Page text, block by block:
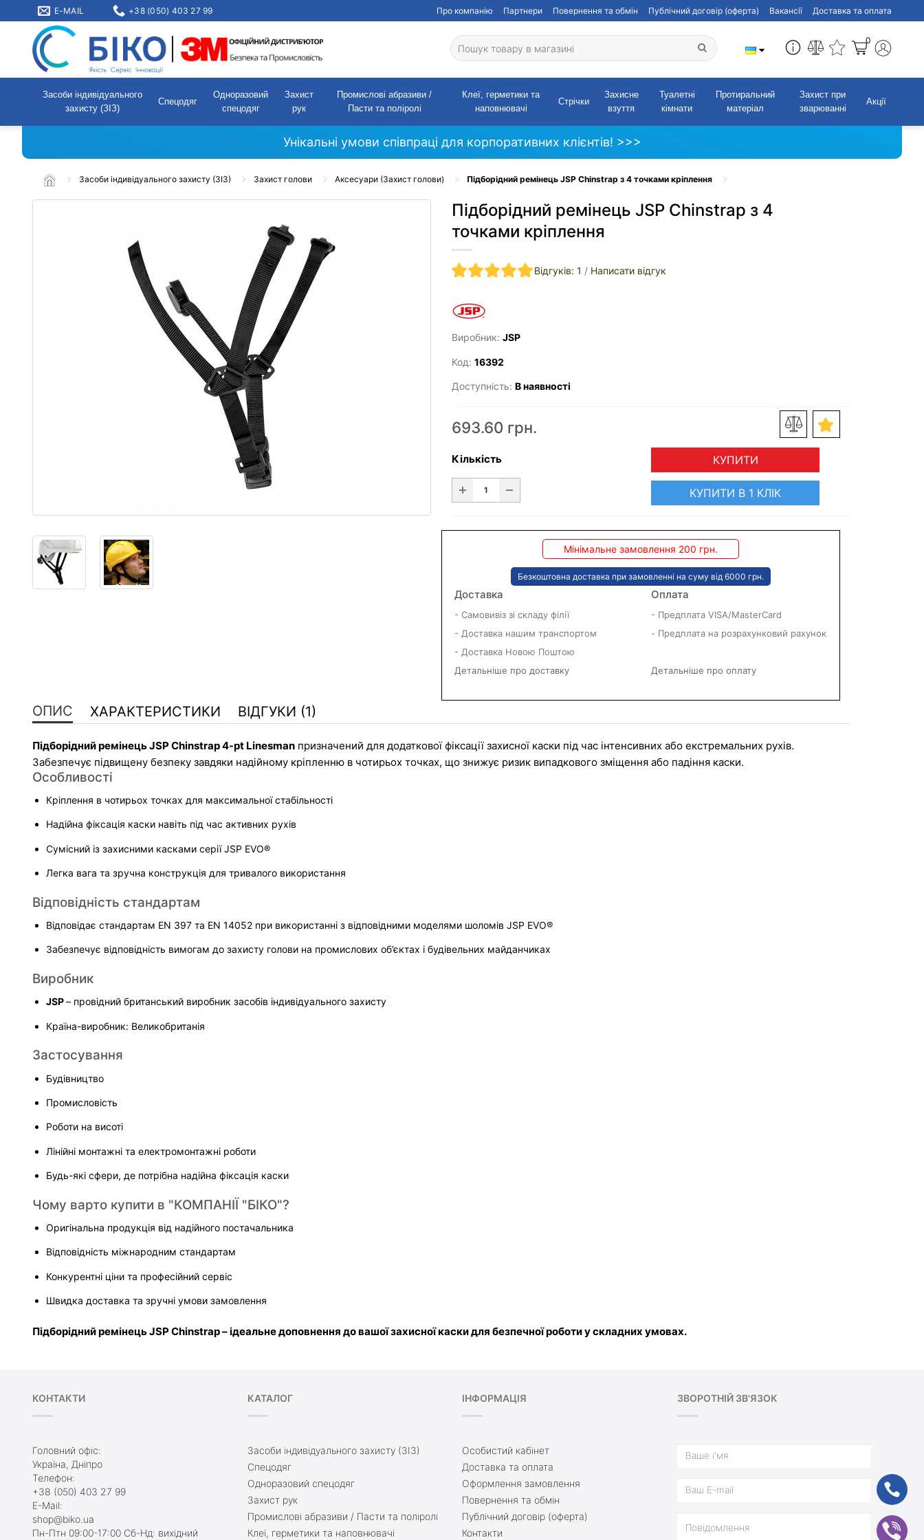
E-MAIL +38 (050) 403 27 99 Про компанію Партнери Повернення та обмін Публічний договір (оферта) Вакансії Доставка та оплата
0
Засоби індивідуального
захисту (ЗІЗ)
Спецодяг
Одноразовий
спецодяг
Захист
рук
Промислові абразиви /
Пасти та поліролі
Клеї, герметики та
наповнювачі
Стрічки
Захисне
взуття
Туалетні
кімнати
Протиральний
матеріал
Захист при
зварюванні
Акції
Унікальні умови співпраці для корпоративних клієнтів! >>>
Засоби індивідуального захисту (ЗІЗ) Захист голови Аксесуари (Захист голови) Підборідний ремінець JSP Chinstrap з 4 точками кріплення
Підборідний ремінець JSP Chinstrap з 4
точками кріплення
Відгуків: 1 / Написати відгук
Виробник: JSP
Код: 16392
Доступність: В наявності
693.60 грн.
Кількість КУПИТИ
КУПИТИ В 1 КЛІК
Мінімальне замовлення 200 грн.
Безкоштовна доставка при замовленні на суму від 6000 грн.
Доставка
- Самовивіз зі складу філії
- Доставка нашим транспортом
- Доставка Новою Поштою
Детальніше про доставку
Оплата
- Предплата VISA/MasterCard
- Предплата на розрахунковий рахунок
Детальніше про оплату
ОПИС ХАРАКТЕРИСТИКИ ВІДГУКИ (1)
Підборідний ремінець JSP Chinstrap 4-pt Linesman призначений для додаткової фіксації захисної каски під час інтенсивних або екстремальних рухів.
Забезпечує підвищену безпеку завдяки надійному кріпленню в чотирьох точках, що знижує ризик випадкового зміщення або падіння каски.
Особливості
Кріплення в чотирьох точках для максимальної стабільності
Надійна фіксація каски навіть під час активних рухів
Сумісний із захисними касками серії JSP EVO®
Легка вага та зручна конструкція для тривалого використання
Відповідність стандартам
Відповідає стандартам EN 397 та EN 14052 при використанні з відповідними моделями шоломів JSP EVO®
Забезпечує відповідність вимогам до захисту голови на промислових об’єктах і будівельних майданчиках
Виробник
JSP – провідний британський виробник засобів індивідуального захисту
Країна-виробник: Великобританія
Застосування
Будівництво
Промисловість
Роботи на висоті
Лінійні монтажні та електромонтажні роботи
Будь-які сфери, де потрібна надійна фіксація каски
Чому варто купити в "КОМПАНІЇ "БІКО"?
Оригінальна продукція від надійного постачальника
Відповідність міжнародним стандартам
Конкурентні ціни та професійний сервіс
Швидка доставка та зручні умови замовлення
Підборідний ремінець JSP Chinstrap – ідеальне доповнення до вашої захисної каски для безпечної роботи у складних умовах.
КОНТАКТИ
Головний офіс:
Україна, Дніпро
Телефон:
+38 (050) 403 27 99
E-Mail:
shop@biko.ua
Пн-Птн 09:00-17:00 Сб-Нд: вихідний
КАТАЛОГ
Засоби індивідуального захисту (ЗІЗ)
Спецодяг
Одноразовий спецодяг
Захист рук
Промислові абразиви / Пасти та поліролі
Клеї, герметики та наповнювачі
ІНФОРМАЦІЯ
Особистий кабінет
Доставка та оплата
Оформлення замовлення
Повернення та обмін
Публічний договір (оферта)
Контакти
ЗВОРОТНІЙ ЗВ'ЯЗОК
ph
vb